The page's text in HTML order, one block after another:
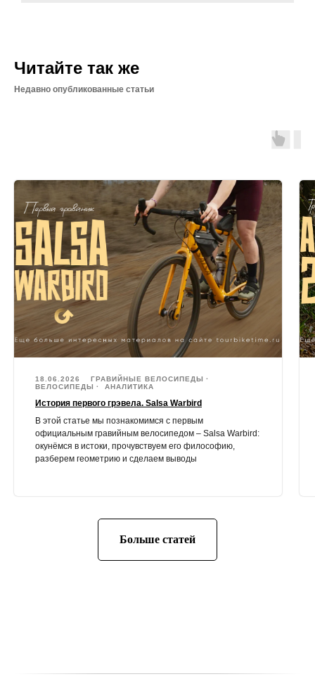
Читайте так же
Недавно опубликованные статьи
18.06.2026
ГРАВИЙНЫЕ ВЕЛОСИПЕДЫ
ВЕЛОСИПЕДЫ
АНАЛИТИКА
История первого грэвела. Salsa Warbird
В этой статье мы познакомимся с первым
официальным гравийным велосипедом – Salsa Warbird:
окунёмся в истоки, прочувствуем его философию,
разберем геометрию и сделаем выводы
Больше статей